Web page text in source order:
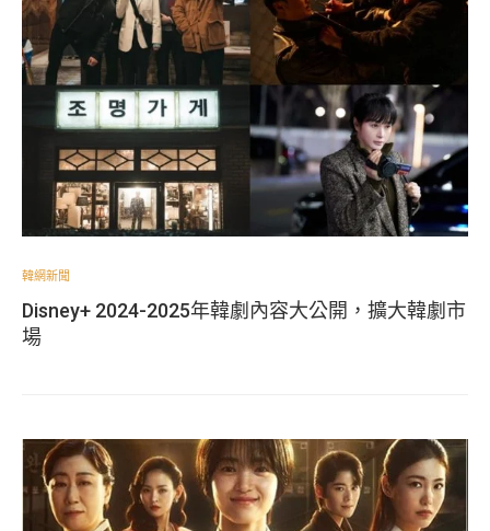
韓網新聞
Disney+ 2024-2025年韓劇內容大公開，擴大韓劇市
場